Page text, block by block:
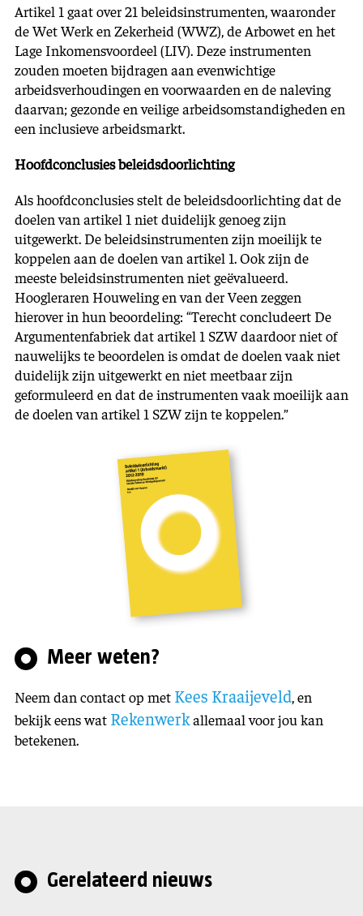
Artikel 1 gaat over 21 beleidsinstrumenten, waaronder
de Wet Werk en Zekerheid (WWZ), de Arbowet en het
Lage Inkomensvoordeel (LIV). Deze instrumenten
zouden moeten bijdragen aan evenwichtige
arbeidsverhoudingen en ­voorwaarden en de naleving
daarvan; gezonde en veilige arbeidsomstandigheden en
een inclusieve arbeidsmarkt.
Hoofdconclusies beleidsdoorlichting
Als hoofdconclusies stelt de beleidsdoorlichting dat de
doelen van artikel 1 niet duidelijk genoeg zijn
uitgewerkt. De beleidsinstrumenten zijn moeilijk te
koppelen aan de doelen van artikel 1. Ook zijn de
meeste beleidsinstrumenten niet geëvalueerd.
Hoogleraren Houweling en van der Veen zeggen
hierover in hun beoordeling: “Terecht concludeert De
Argumentenfabriek dat artikel 1 SZW daardoor niet of
nauwelijks te beoordelen is omdat de doelen vaak niet
duidelijk zijn uitgewerkt en niet meetbaar zijn
geformuleerd en dat de instrumenten vaak moeilijk aan
de doelen van artikel 1 SZW zijn te koppelen.”
Meer weten?
Neem dan contact op met Kees Kraaijeveld, en
bekijk eens wat Rekenwerkallemaal voor jou kan
betekenen.
Gerelateerd nieuws